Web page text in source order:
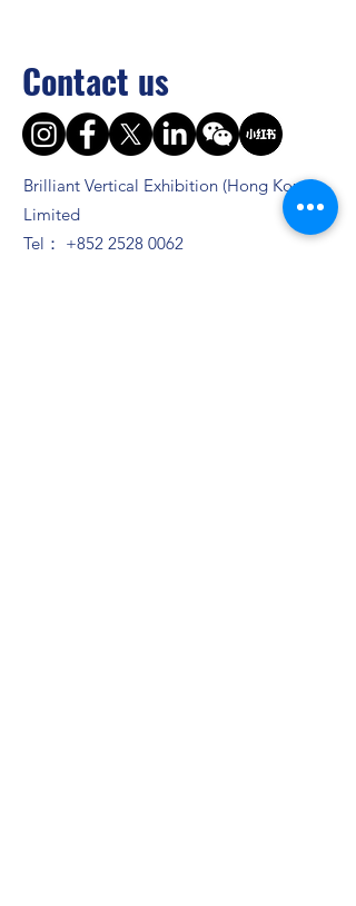
Contact us
Brilliant Vertical Exhibition (Hong Kong)
Limited
Tel： +852 2528 0062